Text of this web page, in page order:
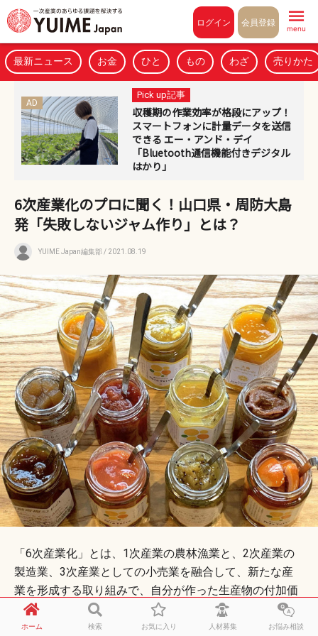
ログイン 会員登録
menu
最新ニュース お金 ひと もの わざ 売りかた
AD
Pick up記事
収穫期の作業効率が格段にアップ！
スマートフォンに計量データを送信
できる エー・アンド・デイ
「Bluetooth通信機能付きデジタル
はかり」
6次産業化のプロに聞く！山口県・周防大島
発「失敗しないジャム作り」とは？
YUIME Japan編集部 / 2021.08.19
「6次産業化」とは、1次産業の農林漁業と、2次産業の
製造業、3次産業としての小売業を融合して、新たな産
業を形成する取り組みで、自分が作った生産物の付加価
値を高めようと、国内各地でさまざまなプロジェクトが
生まれています。とはいえ、これから新たに始めるとな
ホーム 検索 お気に入り 人材募集 お悩み相談